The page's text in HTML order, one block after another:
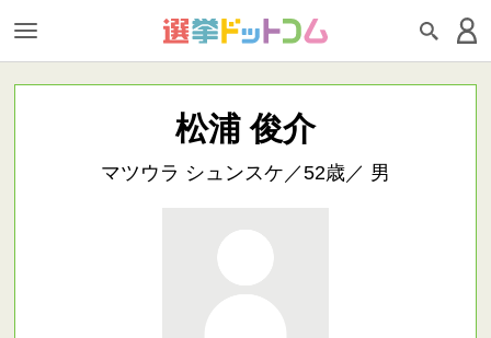
松浦 俊介
マツウラ シュンスケ／52歳／ 男